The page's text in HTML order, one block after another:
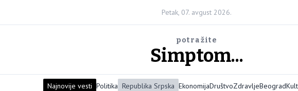
Petak, 07. avgust 2026.
potražite
Simptom...
Najnovije vesti Politika Republika Srpska EkonomijaDruštvoZdravljeBeograd